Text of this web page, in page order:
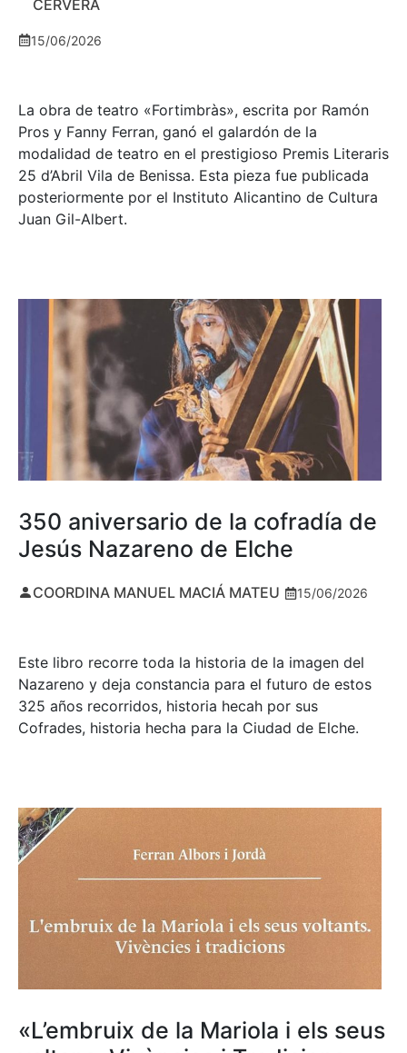
CERVERA
15/06/2026
La obra de teatro «Fortimbràs», escrita por Ramón
Pros y Fanny Ferran, ganó el galardón de la
modalidad de teatro en el prestigioso Premis Literaris
25 d’Abril Vila de Benissa. Esta pieza fue publicada
posteriormente por el Instituto Alicantino de Cultura
Juan Gil-Albert.
350 aniversario de la cofradía de
Jesús Nazareno de Elche
COORDINA MANUEL MACIÁ MATEU 15/06/2026
Este libro recorre toda la historia de la imagen del
Nazareno y deja constancia para el futuro de estos
325 años recorridos, historia hecah por sus
Cofrades, historia hecha para la Ciudad de Elche.
«L’embruix de la Mariola i els seus